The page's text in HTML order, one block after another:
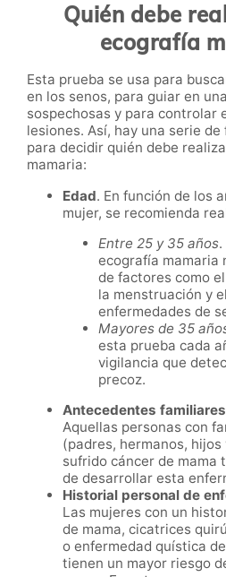
Quién debe
ecografía
Esta prueba se usa para
en los senos, para guiar en
sospechosas y para controlar
lesiones. Así, hay una serie
para decidir quién debe
mamaria:
Edad. En función de los
mujer, se recomienda
Entre 25 y 35 años
ecografía mamaria
de factores como
la menstruación y
enfermedades de
Mayores de 35
esta prueba cada
vigilancia que
precoz.
Antecedentes
Aquellas personas con
(padres, hermanos,
sufrido cáncer de mama
de desarrollar esta
Historial personal de
Las mujeres con un
de mama, cicatrices
o enfermedad quística
tienen un mayor riesgo